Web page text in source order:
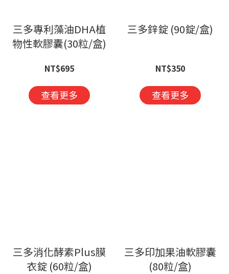
三多專利藻油DHA植
物性軟膠囊(30粒/盒)
NT$695
查看更多
三多鋅錠 (90錠/盒)
NT$350
查看更多
三多消化酵素Plus膜
衣錠 (60粒/盒)
三多印加果油軟膠囊
(80粒/盒)